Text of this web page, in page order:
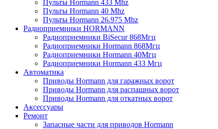
Пульты Hormann 433 Mhz
Пульты Hormann 40 Mhz
Пульты Hormann 26.975 Mhz
Радиоприемники HORMANN
Радиоприемники BiSecur 868Мгц
Радиоприемники Hormann 868Мгц
Радиоприемники Hormann 40Мгц
Радиоприемники Hormann 433 Мгц
Автоматика
Приводы Hormann для гаражных ворот
Приводы Hormann для распашных ворот
Приводы Hormann для откатных ворот
Аксессуары
Ремонт
Запасные части для приводов Hormann